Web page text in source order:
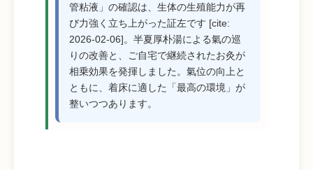
管粘液」の確認は、生体の生殖能力が再
び力強く立ち上がった証左です [cite:
2026-02-06]。半夏厚朴湯による氣の巡
りの改善と、ご自宅で継続されたお灸が
相乗効果を発揮しました。氣位の向上と
ともに、着床に適した「最高の環境」が
整いつつあります。